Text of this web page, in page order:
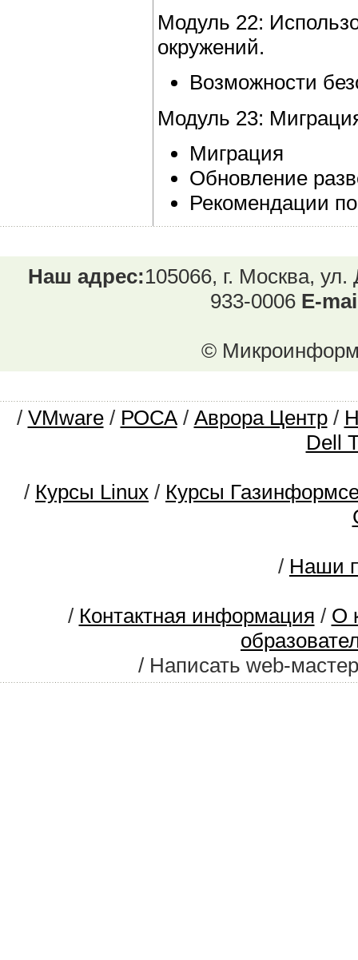
Модуль 22:
окружений.
Возможности
Модуль 23:
Миграция
Обновление
Рекомендации
Наш адрес:105066, г. Москва,
933-0006 E-
©
/ VMware/ РОСА/ Аврора Центр/
Dell
/ Курсы Linux / Курсы
/ Наши
/ Контактная информация / О
/ Написать web-